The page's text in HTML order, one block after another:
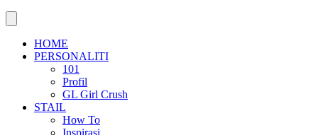
HOME
PERSONALITI
101
Profil
GL Girl Crush
STAIL
How To
Inspirasi